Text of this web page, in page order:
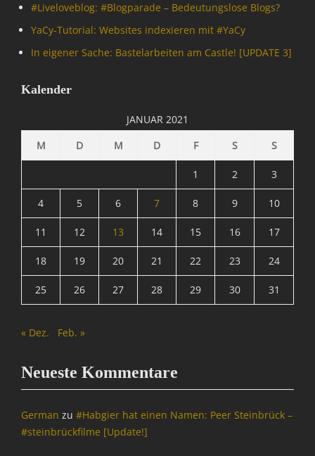
#Livelove­blog: #Blogparade – Bedeutungslose Blogs?
YaCy-Tutorial: Websites indexieren mit #YaCy
In eigener Sache: Bastelarbeiten am Castle! [UPDATE 3]
Kalender
JANUAR 2021
M
D M D F S S
1 2 3
4 5 6 7 8 9 10
11 12 13 14 15 16 17
18 19 20 21 22 23 24
25 26 27 28 29 30 31
« Dez. Feb. »
Neueste Kommentare
German zu #Habgier hat einen Namen: Peer Steinbrück –
#steinbrückfilme [Update!]